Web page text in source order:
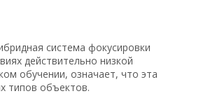
система фокусировки
действительно низкой
обучении, означает, что эта
типов объектов.